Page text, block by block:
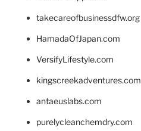
takecareofbusinessdfw.org
HamadaOfJapan.com
VersifyLifestyle.com
kingscreekadventures.com
antaeuslabs.com
purelycleanchemdry.com